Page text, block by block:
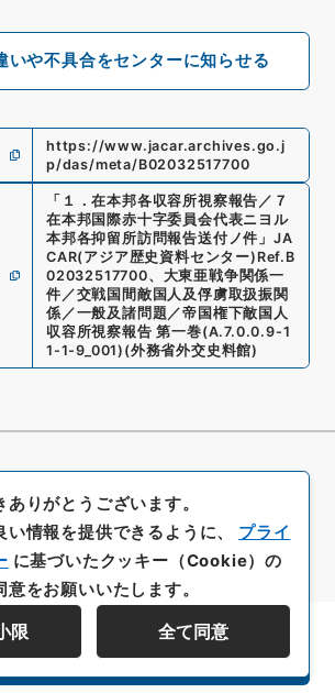
いや不具合をセンターに知らせる
https://www.jacar.archives.go.j
p/das/meta/B02032517700
「 １．在本邦各収容所視察報告／７
在本邦国際赤十字委員会代表ニヨル
本邦各抑留所訪問報告送付ノ件 」 JA
CAR(アジア歴史資料センター) Ref. B
02032517700、 大東亜戦争関係一
件／交戦国間敵国人及俘虜取扱振関
係／一般及諸問題／帝国権下敵国人
収容所視察報告 第一巻(A.7.0.0.9-1
1-1-9_001) (外務省外交史料館)
資料群階層を表示する
りがとうございます。
い情報を提供できるように、 プライ
に基づいたクッキー（Cookie）の
をお願いいたします。
限 全て同意